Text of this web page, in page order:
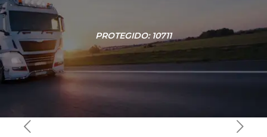
PROTEGIDO: 10711